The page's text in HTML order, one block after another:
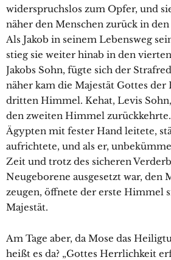
widerspruchslos zum Opfer, und
näher den Menschen zurück in
Als Jakob in seinem Lebensweg
stieg sie weiter hinab in den
Jakobs Sohn, fügte sich der
näher kam die Majestät Gottes der
dritten Himmel. Kehat, Levis
den zweiten Himmel
Ägypten mit fester Hand leitete,
aufrichtete, und als er,
Zeit und trotz des sicheren
Neugeborene ausgesetzt war, den
zeugen, öffnete der erste Himmel
Majestät.
Am Tage aber, da Mose das
heißt es da? „Gottes Herrlichkeit